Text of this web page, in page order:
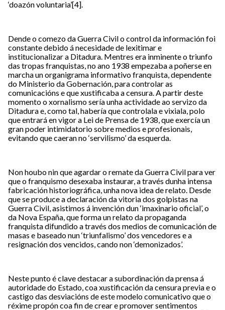
‘doazón voluntaria’[4].
Dende o comezo da Guerra Civil o control da información foi
constante debido á necesidade de lexitimar e
institucionalizar a Ditadura. Mentres era inminente o triunfo
das tropas franquistas, no ano 1938 empezaba a poñerse en
marcha un organigrama informativo franquista, dependente
do Ministerio da Gobernación, para controlar as
comunicacións e que xustificaba a censura. A partir deste
momento o xornalismo sería unha actividade ao servizo da
Ditadura e, como tal, habería que controlala e vixiala, polo
que entrará en vigor a Lei de Prensa de 1938, que exercía un
gran poder intimidatorio sobre medios e profesionais,
evitando que caeran no ‘servilismo’ da esquerda.
Non houbo nin que agardar o remate da Guerra Civil para ver
que o franquismo desexaba instaurar, a través dunha intensa
fabricación historiográfica, unha nova idea de relato. Desde
que se produce a declaración da vitoria dos golpistas na
Guerra Civil, asistimos á invención dun ‘imaxinario oficial’, o
da Nova España, que forma un relato da propaganda
franquista difundido a través dos medios de comunicación de
masas e baseado nun ‘triunfalismo’ dos vencedores e a
resignación dos vencidos, cando non ‘demonizados’.
Neste punto é clave destacar a subordinación da prensa á
autoridade do Estado, coa xustificación da censura previa e o
castigo das desviacións de este modelo comunicativo que o
réxime propón coa fin de crear e promover sentimentos